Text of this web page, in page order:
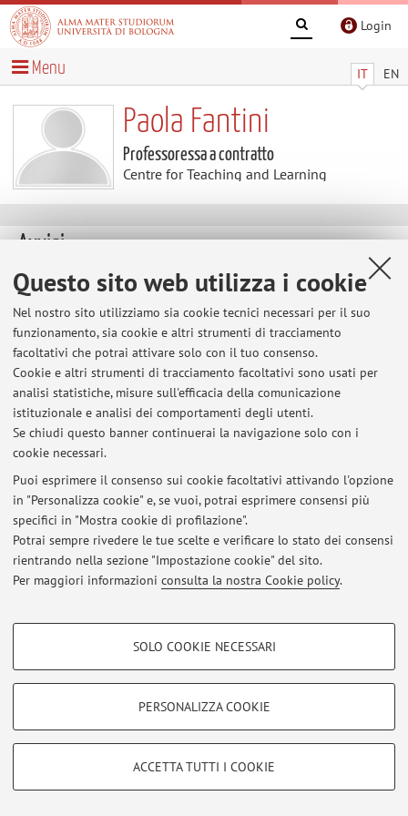
Questo sito web utilizza i cookie
Nel nostro sito utilizziamo sia cookie tecnici necessari per il suo
funzionamento, sia cookie e altri strumenti di tracciamento
facoltativi che potrai attivare solo con il tuo consenso.
Cookie e altri strumenti di tracciamento facoltativi sono usati per
analisi statistiche, misure sull'efficacia della comunicazione
istituzionale e analisi dei comportamenti degli utenti.
Se chiudi questo banner continuerai la navigazione solo con i
cookie necessari.
Puoi esprimere il consenso sui cookie facoltativi attivando l'opzione
in "Personalizza cookie" e, se vuoi, potrai esprimere consensi più
specifici in "Mostra cookie di profilazione".
Potrai sempre rivedere le tue scelte e verificare lo stato dei consensi
rientrando nella sezione "Impostazione cookie" del sito.
Per maggiori informazioni consulta la nostra Cookie policy.
COOKIE DI PROFILAZIONE - FACOLTATIVI
COOKIE TECNICI - NECESSARI
Si tratta di cookie tecnici utilizzati, a titolo esemplificativo, per il corretto
SOLO COOKIE NECESSARI
PERSONALIZZA COOKIE
ACCETTA TUTTI I COOKIE
Login
IT EN
Menu
Paola Fantini
Professoressa a contratto
Centre for Teaching and Learning
Avvisi
Al momento non sono presenti avvisi.
Area riservata
© 2026 - ALMA MATER STUDIORUM - Università di Bologna - Via
Privacy|Note legali|Impostazioni Cookie